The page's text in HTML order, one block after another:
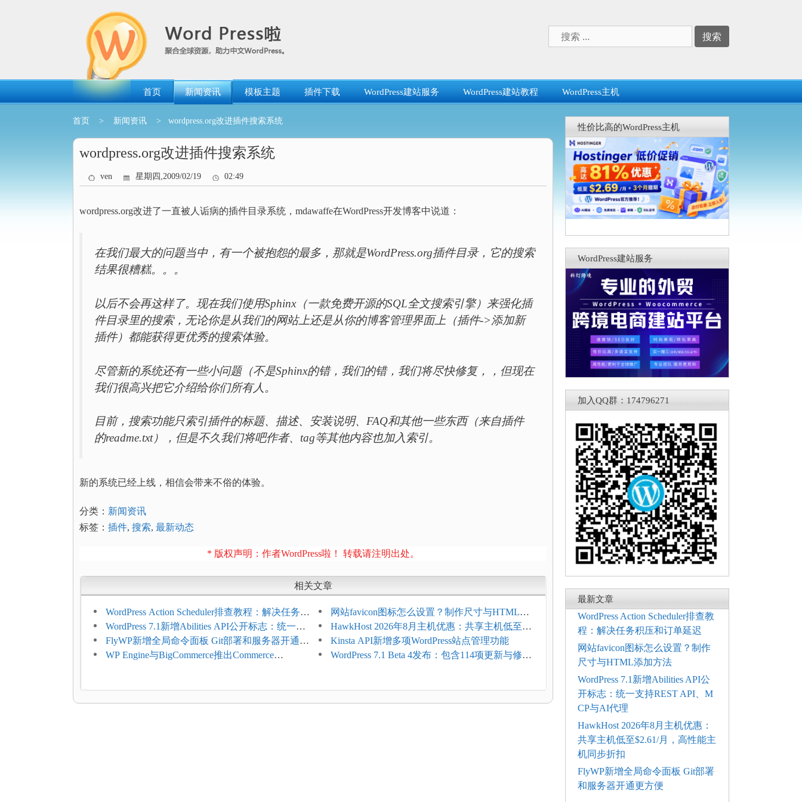
索：
首页 新闻资讯 模板主题 插件下载 WordPress建站服务 WordPress建站教程 WordPress主机
首页 > 新闻资讯 > wordpress.org改进插件搜索系统
wordpress.org改进插件搜索系统
ven 星期四,2009/02/19 02:49
wordpress.org改进了一直被人诟病的插件目录系统，mdawaffe在WordPress开发博客中说道：
在我们最大的问题当中，有一个被抱怨的最多，那就是WordPress.org插件目录，它的搜索
结果很糟糕。。。
以后不会再这样了。现在我们使用Sphinx（一款免费开源的SQL全文搜索引擎）来强化插
件目录里的搜索，无论你是从我们的网站上还是从你的博客管理界面上（插件->添加新
插件）都能获得更优秀的搜索体验。
尽管新的系统还有一些小问题（不是Sphinx的错，我们的错，我们将尽快修复，，但现在
我们很高兴把它介绍给你们所有人。
目前，搜索功能只索引插件的标题、描述、安装说明、FAQ和其他一些东西（来自插件
的readme.txt），但是不久我们将吧作者、tag等其他内容也加入索引。
新的系统已经上线，相信会带来不俗的体验。
分类： 新闻资讯
标签： 插件, 搜索, 最新动态
* 版权声明：作者WordPress啦！ 转载请注明出处。
相关文章
WordPress Action Scheduler排查教程：解决任务积
压和订单延迟
网站favicon图标怎么设置？制作尺寸与HTML添
加方法
WordPress 7.1新增Abilities API公开标志：统一支
持REST API、MCP与AI代理
HawkHost 2026年8月主机优惠：共享主机低至
$2.61/月，高性能主机同步折扣
FlyWP新增全局命令面板 Git部署和服务器开通更
方便
Kinsta API新增多项WordPress站点管理功能
WP Engine与BigCommerce推出Commerce
WordPress 7.1 Beta 4发布：包含114项更新与修
性价比高的WordPress主机
WordPress建站服务
加入QQ群：174796271
最新文章
WordPress Action Scheduler排查教
程：解决任务积压和订单延迟
网站favicon图标怎么设置？制作
尺寸与HTML添加方法
WordPress 7.1新增Abilities API公
开标志：统一支持REST API、M
CP与AI代理
HawkHost 2026年8月主机优惠：
共享主机低至$2.61/月，高性能主
机同步折扣
FlyWP新增全局命令面板 Git部署
和服务器开通更方便